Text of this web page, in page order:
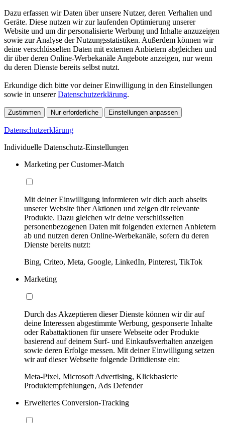
Dazu erfassen wir Daten über unsere Nutzer, deren Verhalten und
Geräte. Diese nutzen wir zur laufenden Optimierung unserer
Website und um dir personalisierte Werbung und Inhalte anzuzeigen
sowie zur Analyse der Nutzungsstatistiken. Außerdem können wir
deine verschlüsselten Daten mit externen Anbietern abgleichen und
dir über deren Online-Werbekanäle Angebote anzeigen, nur wenn
du deren Dienste bereits selbst nutzt.
Erkundige dich bitte vor deiner Einwilligung in den Einstellungen
sowie in unsererDatenschutzerklärung.
Zustimmen Nur erforderliche Einstellungen anpassen
Datenschutzerklärung
Individuelle Datenschutz-Einstellungen
Marketing per Customer-Match
Mit deiner Einwilligung informieren wir dich auch abseits
unserer Website über Aktionen und zeigen dir relevante
Produkte. Dazu gleichen wir deine verschlüsselten
personenbezogenen Daten mit folgenden externen Anbietern
ab und nutzen deren Online-Werbekanäle, sofern du deren
Dienste bereits nutzt:
Bing, Criteo, Meta, Google, LinkedIn, Pinterest, TikTok
Marketing
Durch das Akzeptieren dieser Dienste können wir dir auf
deine Interessen abgestimmte Werbung, gesponserte Inhalte
oder Rabattaktionen für unsere Webseite oder Produkte
basierend auf deinem Surf- und Einkaufsverhalten anzeigen
sowie deren Erfolge messen. Mit deiner Einwilligung setzen
wir auf dieser Webseite folgende Drittdienste ein:
Meta-Pixel, Microsoft Advertising, Klickbasierte
Produktempfehlungen, Ads Defender
Erweitertes Conversion-Tracking